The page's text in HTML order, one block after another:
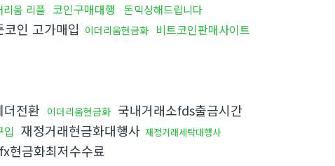
리움 리플 코인구매대행 돈믹싱해드립니다
코인 고가매입 이더리움현금화 비트코인판매사이트
더전환 이더리움현금화 국내거래소fds출금시간
입 재정거래현금화대행사 재정거래세탁대행사
fx현금화최저수수료